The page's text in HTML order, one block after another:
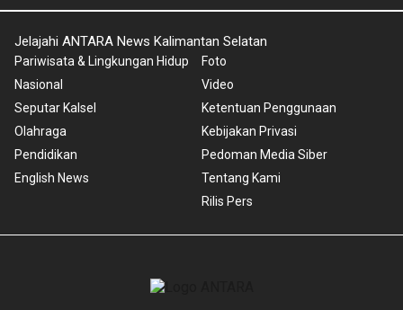
Jelajahi ANTARA News Kalimantan Selatan
Pariwisata & Lingkungan Hidup
Nasional
Seputar Kalsel
Olahraga
Pendidikan
English News
Foto
Video
Ketentuan Penggunaan
Kebijakan Privasi
Pedoman Media Siber
Tentang Kami
Rilis Pers